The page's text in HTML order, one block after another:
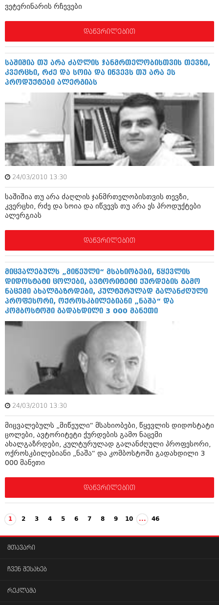
ოქტომბერი 2011 (754)
ივლისი 2011 (400)
ივნისი 2011 (438)
მაისი 2011 (415)
აპრილი 2011 (294)
მარტი 2011 (654)
თებერვალი 2011 (329)
იანვარი 2011 (647)
(157)
დეკემბერი 2010 (881)
ნოემბერი 2010 (422)
ოქტომბერი 2010 (341)
სექტემბერი 2010 (449)
აგვისტო 2010 (461)
ივლისი 2010 (556)
მაისი 2010 (232)
მარტი 2010 (454)
თებერვალი 2010 (421)
იანვარი 2010 (422)
დეკემბერი 2009 (510)
ნოემბერი 2009 (308)
აგვისტო 2009 (14)
ივლისი 2009 (118)
თებერვალი 0216 (1)
დეკემბერი 0215 (1)
ოქტომბერი 0215 (1)
აგვისტო 0212 (1)
ივნისი 0212 (2)
ვეტერინარის რჩევები
დაწვრილებით
საშიშია თუ არა ძაღლის ჯანმრთელობისთვის თევზი,
კვერცხი, რძე და სოია და იწვევს თუ არა ეს
პროდუქტები ალერგიას
24/03/2010 13:30
საშიშია თუ არა ძაღლის ჯანმრთელობისთვის თევზი,
კვერცხი, რძე და სოია და იწვევს თუ არა ეს პროდუქტები
ალერგიას
დაწვრილებით
მიცვალებულს „მიწეული“ მსახიობები, წყევლის
დიდოსტატი ცოლები, ავტორიტეტი ქურდების გამო
ნაცემი ახალგაზრდები, კულტურულად გალანძღული
პროფესორი, ოქროსკბილებიანი „ნაშა“ და
კომბოსტოში გადახდილი 3 000 მანეთი
24/03/2010 13:30
მიცვალებულს „მიწეული“ მსახიობები, წყევლის დიდოსტატი
ცოლები, ავტორიტეტი ქურდების გამო ნაცემი
ახალგაზრდები, კულტურულად გალანძღული პროფესორი,
ოქროსკბილებიანი „ნაშა“ და კომბოსტოში გადახდილი 3
000 მანეთი
დაწვრილებით
1 2 3 4 5 6 7 8 9 10 ... 46
მთავარი
ჩვენ შესახებ
რეკლამა